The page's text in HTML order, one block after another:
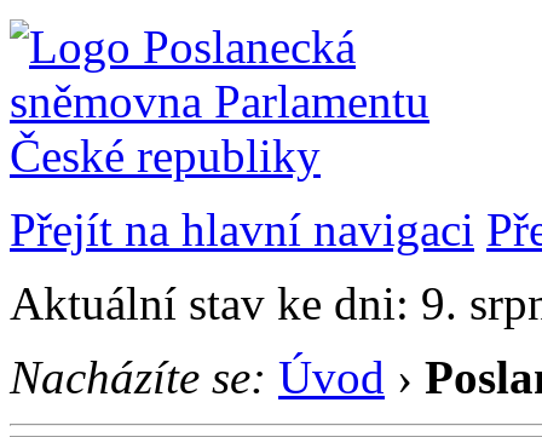
Přejít na hlavní navigaci
Aktuální stav ke dni: 9.
Nacházíte se: Úvod ›